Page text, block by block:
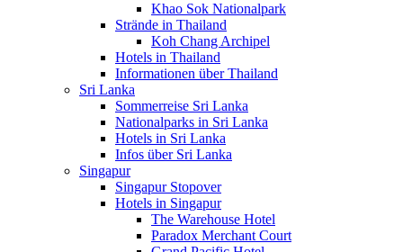
Khao Sok Nationalpark
Strände in Thailand
Koh Chang Archipel
Hotels in Thailand
Informationen über Thailand
Sri Lanka
Sommerreise Sri Lanka
Nationalparks in Sri Lanka
Hotels in Sri Lanka
Infos über Sri Lanka
Singapur
Singapur Stopover
Hotels in Singapur
The Warehouse Hotel
Paradox Merchant Court